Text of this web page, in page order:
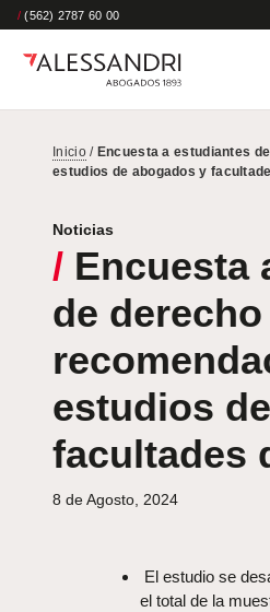
/ (562) 2787 60 00
Inicio/ Encuesta a estudiantes
estudios de abogados y
Noticias
/ Encuesta
de
estudios
facultades
8 de Agosto, 2024
El estudio se
el total de la